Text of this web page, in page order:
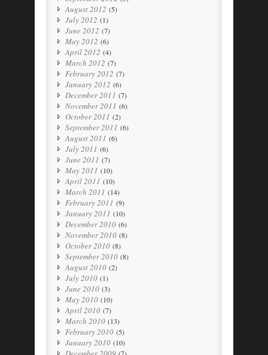
August 2012 (5)
July 2012 (1)
June 2012 (7)
May 2012 (6)
April 2012 (4)
March 2012 (7)
February 2012 (7)
January 2012 (6)
December 2011 (7)
November 2011 (6)
October 2011 (2)
September 2011 (6)
August 2011 (6)
July 2011 (6)
June 2011 (7)
May 2011 (10)
April 2011 (10)
March 2011 (14)
February 2011 (9)
January 2011 (10)
December 2010 (6)
November 2010 (8)
October 2010 (8)
September 2010 (8)
August 2010 (2)
July 2010 (1)
June 2010 (3)
May 2010 (10)
April 2010 (7)
March 2010 (13)
February 2010 (5)
January 2010 (10)
(7)